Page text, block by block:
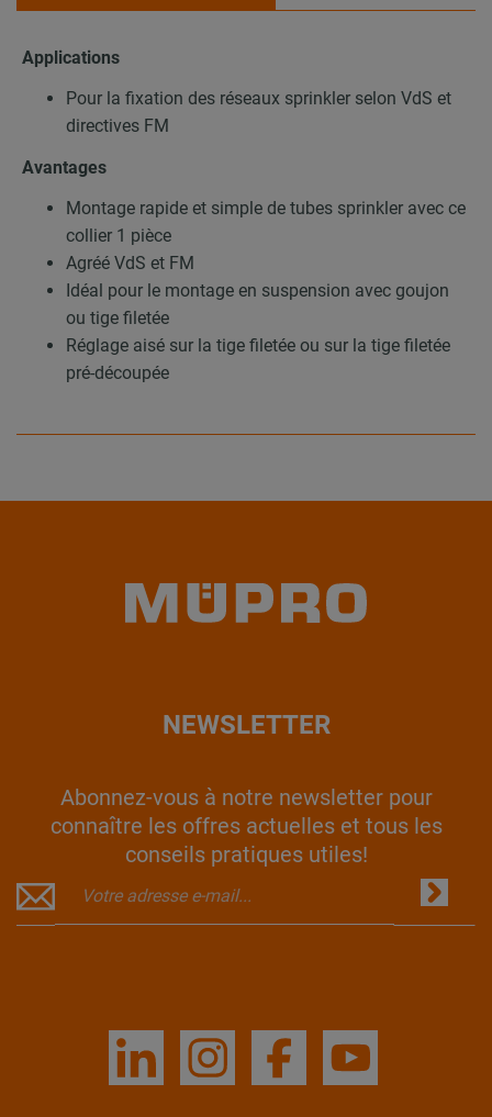
Applications
Pour la fixation des réseaux sprinkler selon VdS et
directives FM
Avantages
Montage rapide et simple de tubes sprinkler avec ce
collier 1 pièce
Agréé VdS et FM
Idéal pour le montage en suspension avec goujon
ou tige filetée
Réglage aisé sur la tige filetée ou sur la tige filetée
pré-découpée
NEWSLETTER
Abonnez-vous à notre newsletter pour
connaître les offres actuelles et tous les
conseils pratiques utiles!